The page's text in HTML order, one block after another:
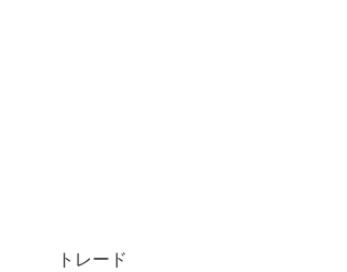
トレード